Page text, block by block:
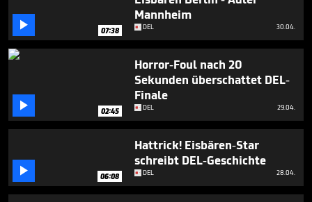
41
seconds
 07:38
Mannheim
DEL 30.04.
 02:45
Horror-Foul nach 20
Sekunden überschattet DEL-
Finale
DEL 29.04.
 06:08
Hattrick! Eisbären-Star
schreibt DEL-Geschichte
DEL 28.04.